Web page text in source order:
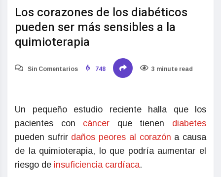
Los corazones de los diabéticos
pueden ser más sensibles a la
quimioterapia
Sin Comentarios 748 3 minute read
Un pequeño estudio reciente halla que los
pacientes con cáncer que tienen diabetes
pueden sufrir daños peores al corazón a causa
de la quimioterapia, lo que podría aumentar el
riesgo de insuficiencia cardíaca.